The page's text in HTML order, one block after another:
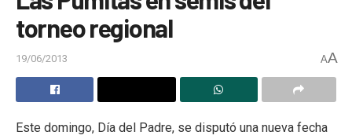
torneo regional
19/06/2013 AA
Este domingo, Día del Padre, se disputó una nueva fecha